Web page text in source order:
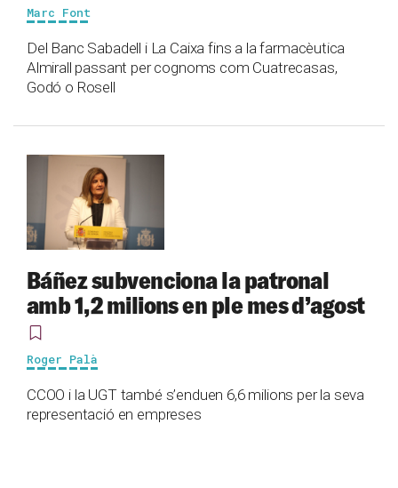
Marc Font
Del Banc Sabadell i La Caixa fins a la farmacèutica
Almirall passant per cognoms com Cuatrecasas,
Godó o Rosell
Báñez subvenciona la patronal
amb 1,2 milions en ple mes d’agost
Roger Palà
CCOO i la UGT també s’enduen 6,6 milions per la seva
representació en empreses